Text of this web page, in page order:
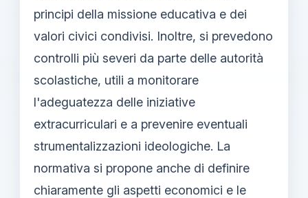
principi della missione educativa e dei
valori civici condivisi. Inoltre, si prevedono
controlli più severi da parte delle autorità
scolastiche, utili a monitorare
l'adeguatezza delle iniziative
extracurriculari e a prevenire eventuali
strumentalizzazioni ideologiche. La
normativa si propone anche di definire
chiaramente gli aspetti economici e le